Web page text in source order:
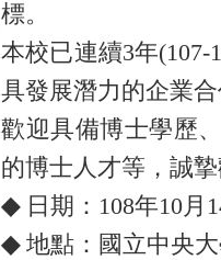
標。
本校已連續3年
具發展潛力的企業
歡迎具備博士學歷
的博士人才等，誠
◆ 日期：108年10月
◆ 地點：國立中央